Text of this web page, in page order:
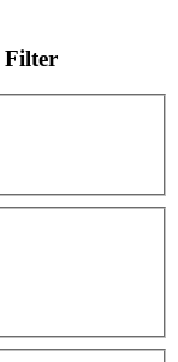
Filter